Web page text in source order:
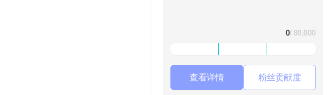
0/ 80,000
查看详情 粉丝贡献度